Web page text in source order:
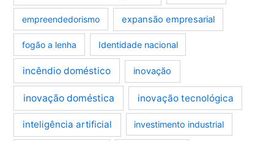
empreendedorismo expansão empresarial
fogão a lenha Identidade nacional
incêndio doméstico inovação
inovação doméstica inovação tecnológica
inteligência artificial investimento industrial